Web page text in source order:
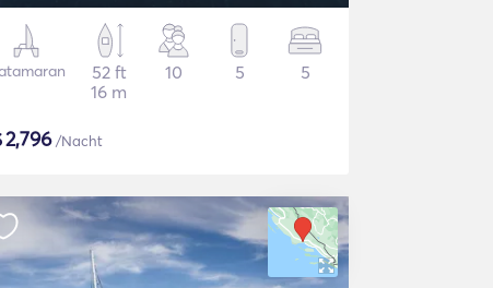
52 ft
16 m
10 5 5
2,796/Nacht